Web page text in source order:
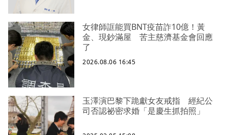
女律師誆能買BNT疫苗詐10億！黃
金、現鈔滿屋 苦主慈濟基金會回應
了
2026.08.06 16:45
玉澤演巴黎下跪獻女友戒指 經紀公
司否認祕密求婚「是慶生抓拍照」